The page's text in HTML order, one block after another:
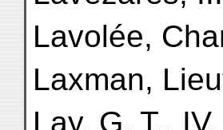
Lavolée,
Laxman,
Lay, G. T.,